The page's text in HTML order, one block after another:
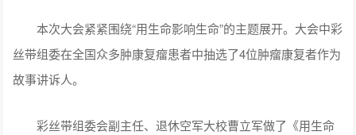
本次大会紧紧围绕“用生命影响生命”的主题展开。大会中彩
丝带组委在全国众多肿康复瘤患者中抽选了4位肿瘤康复者作为
故事讲诉人。
彩丝带组委会副主任、退休空军大校曹立军做了《用生命